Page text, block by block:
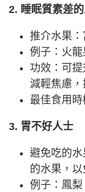
2. 睡眠質素差
推介水果
例子：火
功效：可提
減輕焦慮
最佳食用
3. 胃不好人士
避免吃的
的水果，
例子：鳳